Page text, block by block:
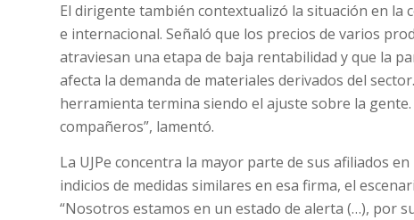
El dirigente también contextualizó la situación en la
e internacional. Señaló que los precios de varios
atraviesan una etapa de baja rentabilidad y que la
afecta la demanda de materiales derivados del
herramienta termina siendo el ajuste sobre la
compañeros”, lamentó.
La UJPe concentra la mayor parte de sus afiliados
indicios de medidas similares en esa firma, el
“Nosotros estamos en un estado de alerta (…), por